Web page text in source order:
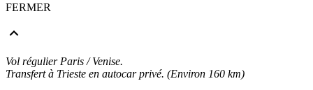
FERMER
Vol régulier Paris / Venise.
Transfert à Trieste en autocar privé. (Environ 160 km)